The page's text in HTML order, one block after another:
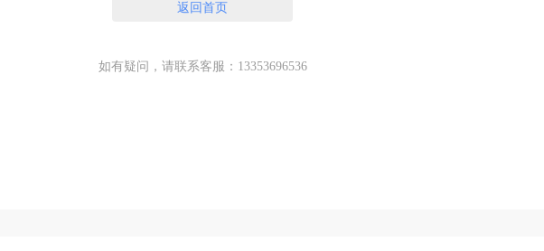
返回首页
如有疑问，请联系客服：13353696536